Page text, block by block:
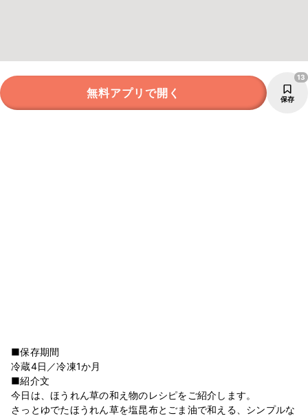
無料アプリで開く 保存
13
■保存期間
冷蔵4日／冷凍1か月
■紹介文
今日は、ほうれん草の和え物のレシピをご紹介します。
さっとゆでたほうれん草を塩昆布とごま油で和える、シンプルな